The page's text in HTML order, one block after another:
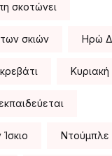
σκοτώνει
σκιών Ηρώ
Κυριακή